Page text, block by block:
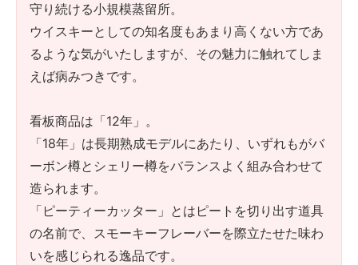
守り続ける小規模蒸留所。
ウイスキーとしての知名度もあまり高くない方であ
るような気がいたしますが、その魅力に触れてしま
えば病みつきです。
看板商品は「12年」。
「18年」は長期熟成モデルにあたり、いずれもがバ
ーボン樽とシェリー樽をバランスよく組み合わせて
造られます。
「ピーティーカッター」とはピートを切り出す道具
の名前で、スモーキーフレーバーを際立たせた味わ
いを感じられる逸品です。